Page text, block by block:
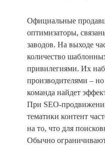
Официальные
оптимизаторы,
заводов. На выходе
количество
привилегиями. Их
производителями –
команда найдет
При SEO-
тематики контент
на то, что для
Обычно